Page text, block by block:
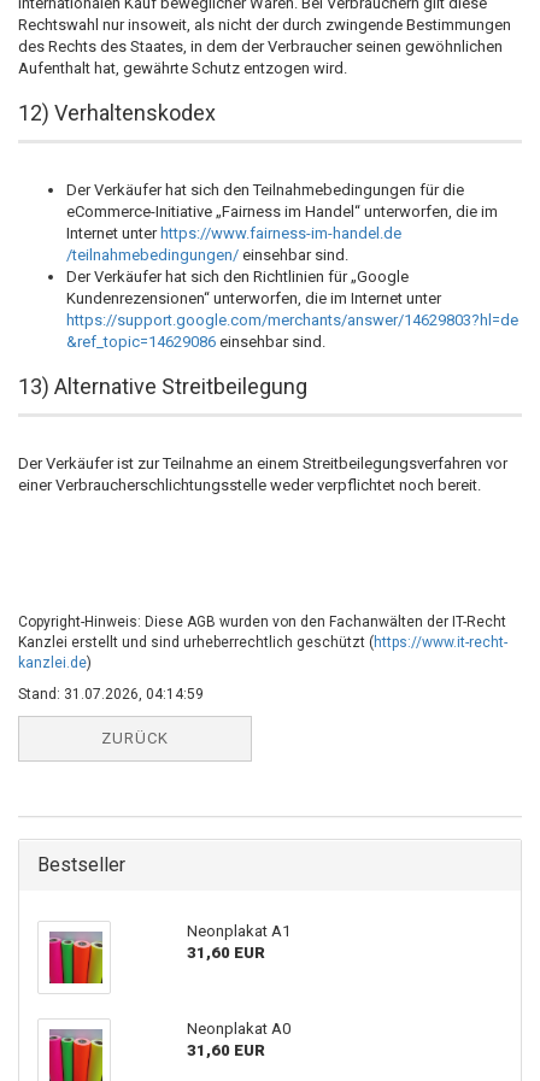
Rechtswahl nur insoweit, als nicht der durch zwingende Bestimmungen
des Rechts des Staates, in dem der Verbraucher seinen gewöhnlichen
Aufenthalt hat, gewährte Schutz entzogen wird.
12) Verhaltenskodex
Der Verkäufer hat sich den Teilnahmebedingungen für die
eCommerce-Initiative „Fairness im Handel“ unterworfen, die im
Internet unter https://www.fairness-im-handel.de
/teilnahmebedingungen/ einsehbar sind.
Der Verkäufer hat sich den Richtlinien für „Google
Kundenrezensionen“ unterworfen, die im Internet unter
https://support.google.com/merchants/answer/14629803?hl=de
&ref_topic=14629086 einsehbar sind.
13) Alternative Streitbeilegung
Der Verkäufer ist zur Teilnahme an einem Streitbeilegungsverfahren vor
einer Verbraucherschlichtungsstelle weder verpflichtet noch bereit.
Copyright-Hinweis: Diese AGB wurden von den Fachanwälten der IT-Recht
Kanzlei erstellt und sind urheberrechtlich geschützt ( https://www.it-recht-
kanzlei.de)
Stand: 31.07.2026, 04:14:59
ZURÜCK
Bestseller
Neonplakat A1
31,60 EUR
Neonplakat A0
31,60 EUR